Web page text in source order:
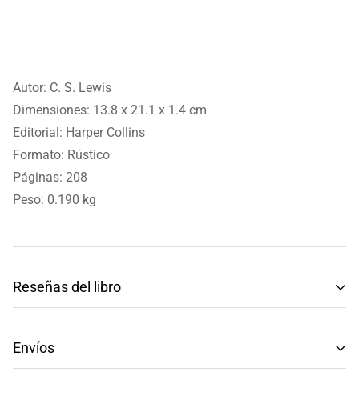
Autor: C. S. Lewis
Dimensiones: 13.8 x 21.1 x 1.4 cm
Editorial: Harper Collins
Formato: Rústico
Páginas: 208
Peso: 0.190 kg
Reseñas del libro
Envíos